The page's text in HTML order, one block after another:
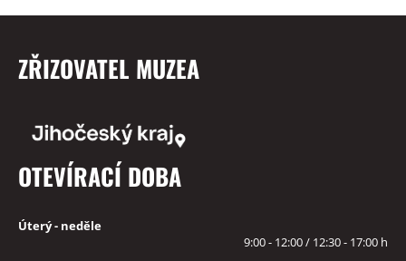
ZŘIZOVATEL MUZEA
OTEVÍRACÍ DOBA
Úterý - neděle
9:00 - 12:00 / 12:30 - 17:00 h